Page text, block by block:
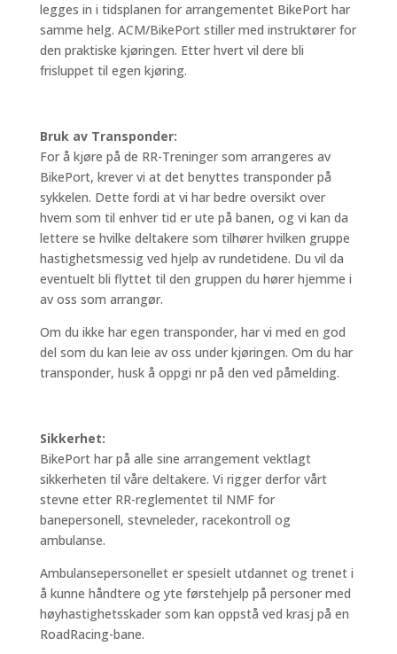
legges in i tidsplanen for arrangementet BikePort har
samme helg. ACM/BikePort stiller med instruktører for
den praktiske kjøringen. Etter hvert vil dere bli
frisluppet til egen kjøring.
Bruk av Transponder:
For å kjøre på de RR-Treninger som arrangeres av
BikePort, krever vi at det benyttes transponder på
sykkelen. Dette fordi at vi har bedre oversikt over
hvem som til enhver tid er ute på banen, og vi kan da
lettere se hvilke deltakere som tilhører hvilken gruppe
hastighetsmessig ved hjelp av rundetidene. Du vil da
eventuelt bli flyttet til den gruppen du hører hjemme i
av oss som arrangør.
Om du ikke har egen transponder, har vi med en god
del som du kan leie av oss under kjøringen. Om du har
transponder, husk å oppgi nr på den ved påmelding.
Sikkerhet:
BikePort har på alle sine arrangement vektlagt
sikkerheten til våre deltakere. Vi rigger derfor vårt
stevne etter RR-reglementet til NMF for
banepersonell, stevneleder, racekontroll og
ambulanse.
Ambulansepersonellet er spesielt utdannet og trenet i
å kunne håndtere og yte førstehjelp på personer med
høyhastighetsskader som kan oppstå ved krasj på en
RoadRacing-bane.